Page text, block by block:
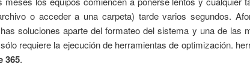
o acceder a una carpeta) tarde varios segundos.
soluciones aparte del formateo del sistema y una de las
requiere la ejecución de herramientas de optimización.
365.